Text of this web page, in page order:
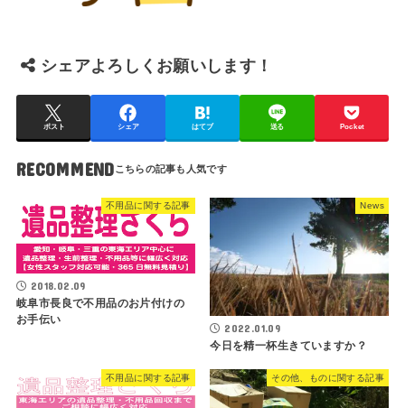
シェアよろしくお願いします！
ポスト シェア はてブ 送る Pocket
RECOMMEND
不用品に関する記事
2018.02.09
岐阜市長良で不用品のお片付けの
お手伝い
News
2022.01.09
今日を精一杯生きていますか？
不用品に関する記事 その他、ものに関する記事